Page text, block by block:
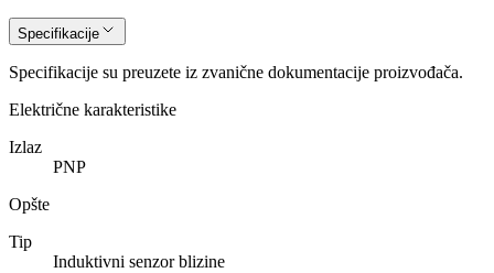
Specifikacije
Specifikacije su preuzete iz zvanične dokumentacije proizvođača.
Električne karakteristike
Izlaz
PNP
Opšte
Tip
Induktivni senzor blizine